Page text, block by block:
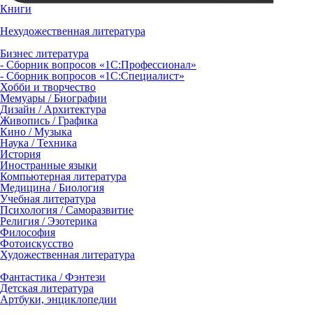
Книги
Нехудожественная литература
Бизнес литература
- Сборник вопросов «1С:Профессионал»
- Сборник вопросов «1С:Специалист»
Хобби и творчество
Мемуары / Биографии
Дизайн / Архитектура
Живопись / Графика
Кино / Музыка
Наука / Техника
История
Иностранные языки
Компьютерная литература
Медицина / Биология
Учебная литература
Психология / Саморазвитие
Религия / Эзотерика
Философия
Фотоискусство
Художественная литература
Фантастика / Фэнтези
Детская литература
Артбуки, энциклопедии